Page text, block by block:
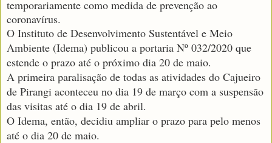
temporariamente como medida de prevenção ao
coronavírus.
O Instituto de Desenvolvimento Sustentável e Meio
Ambiente (Idema) publicou a portaria Nº 032/2020 que
estende o prazo até o próximo dia 20 de maio.
A primeira paralisação de todas as atividades do Cajueiro
de Pirangi aconteceu no dia 19 de março com a suspensão
das visitas até o dia 19 de abril.
O Idema, então, decidiu ampliar o prazo para pelo menos
até o dia 20 de maio.